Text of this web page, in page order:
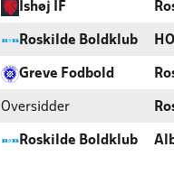
Ishøj IF
Roskilde Boldklub
Greve Fodbold
Oversidder
Roskilde Boldklub